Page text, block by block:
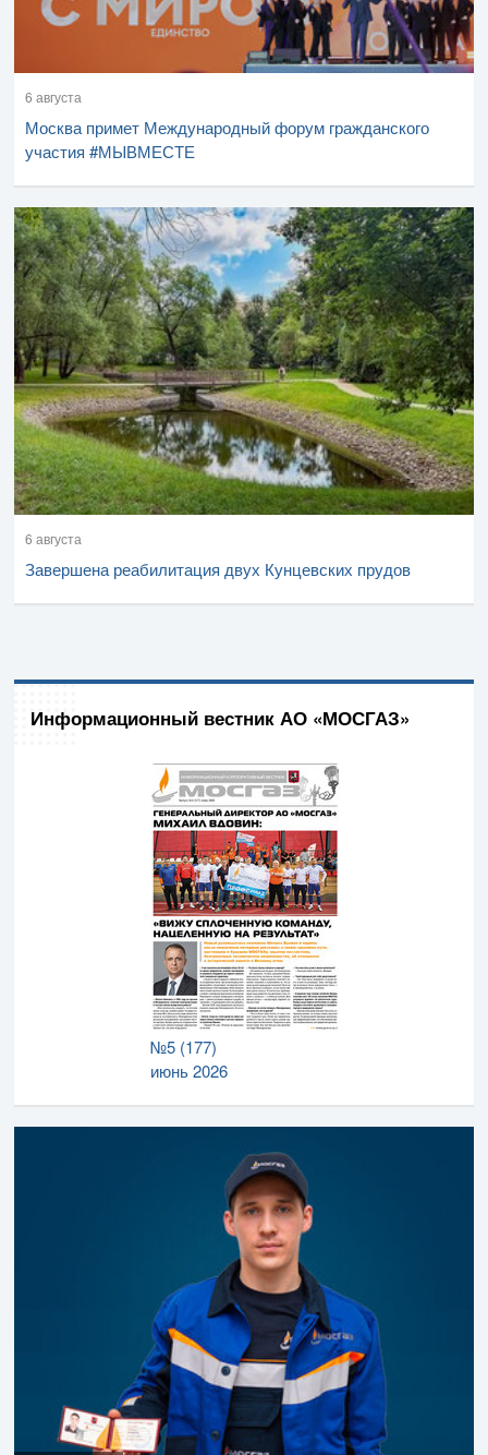
6 августа
Москва примет Международный форум гражданского
участия #МЫВМЕСТЕ
6 августа
Завершена реабилитация двух Кунцевских прудов
Информационный вестник АО «МОСГАЗ»
№5 (177)
июнь 2026